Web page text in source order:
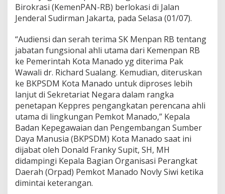
e
r
e
n
c
a
n
a
d
e
n
g
a
n
J
e
n
a
n
g
Birokrasi (KemenPAN-RB) berlokasi di Jalan
Jenderal Sudirman Jakarta, pada Selasa (01/07).
“Audiensi dan serah terima SK Menpan RB tentang
jabatan fungsional ahli utama dari Kemenpan RB
ke Pemerintah Kota Manado yg diterima Pak
Wawali dr. Richard Sualang. Kemudian, diteruskan
ke BKPSDM Kota Manado untuk diproses lebih
lanjut di Sekretariat Negara dalam rangka
penetapan Keppres pengangkatan perencana ahli
utama di lingkungan Pemkot Manado,” Kepala
Badan Kepegawaian dan Pengembangan Sumber
Daya Manusia (BKPSDM) Kota Manado saat ini
dijabat oleh Donald Franky Supit, SH, MH
didampingi Kepala Bagian Organisasi Perangkat
Daerah (Orpad) Pemkot Manado Novly Siwi ketika
dimintai keterangan.